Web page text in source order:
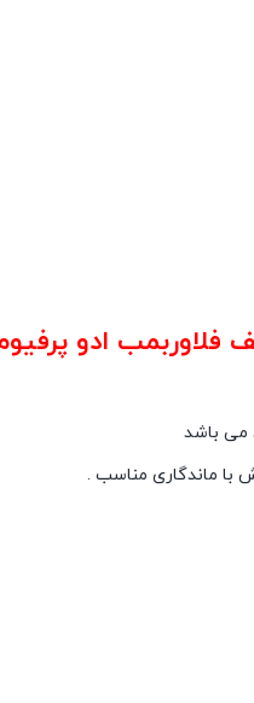
می باشد
با ماندگاری مناسب .